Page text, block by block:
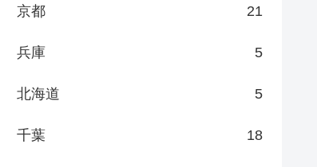
京都 21
兵庫 5
北海道 5
千葉 18